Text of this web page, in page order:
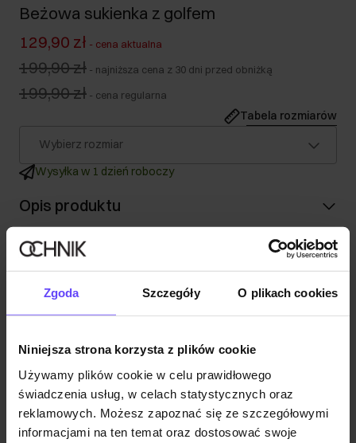
Zgoda Szczegóły O plikach cookies
Niniejsza strona korzysta z plików cookie
Używamy plików cookie w celu prawidłowego
świadczenia usług, w celach statystycznych oraz
reklamowych. Możesz zapoznać się ze szczegółowymi
informacjami na ten temat oraz dostosować swoje
Beżowa sukienka z golfem
129,90 zł - cena aktualna
199,90 zł - najniższa cena z 30 dni przed obniżką
199,90 zł - cena regularna
Tabela rozmiarów
Wybierz rozmiar
Wysyłka w 1 dzień roboczy
Opis produktu
Szczegóły
Skład i wymiary
Skład
Opinie